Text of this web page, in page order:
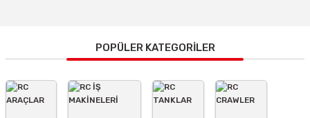
Görüş ve önerileriniz için teşekkür ederiz.
Ürün resmi kalitesiz, bozuk veya görüntülenemiyor.
Ürün açıklamasında eksik bilgiler bulunuyor.
POPÜLER KATEGORİLER